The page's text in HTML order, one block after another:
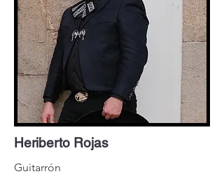
Heriberto Rojas
Guitarrón